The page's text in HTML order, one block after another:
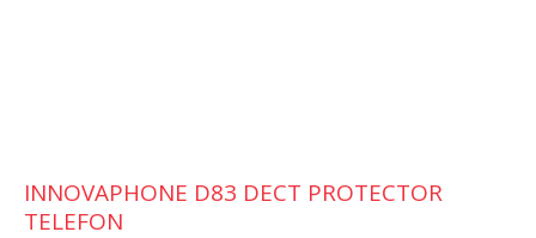
INNOVAPHONE D83 DECT PROTECTOR
TELEFON